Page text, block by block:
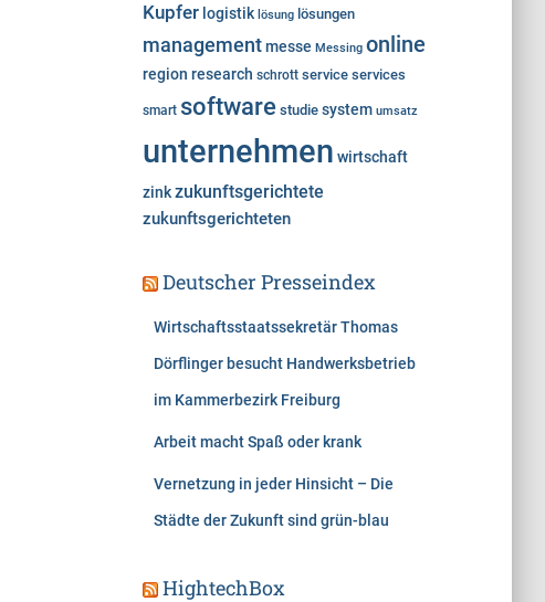
Kupfer logistik lösung lösungen
management messe Messing online
region research schrott service services
smart software studie system umsatz
unternehmen wirtschaft
zink zukunftsgerichtete
zukunftsgerichteten
Deutscher Presseindex
Wirtschaftsstaatssekretär Thomas
Dörflinger besucht Handwerksbetrieb
im Kammerbezirk Freiburg
Arbeit macht Spaß oder krank
Vernetzung in jeder Hinsicht – Die
Städte der Zukunft sind grün-blau
HightechBox